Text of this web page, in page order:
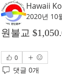
Hawaii
2020년 10
원불교
0
댓글 0개